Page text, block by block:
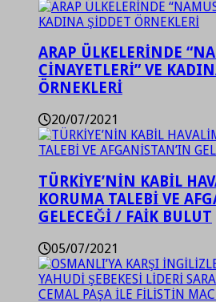
ARAP ÜLKELERİNDE
CİNAYETLERİ” VE
ÖRNEKLERİ
20/07/2021
TÜRKİYE’NİN KABİL
KORUMA TALEBİ VE
GELECEĞİ / FAİK BULUT
05/07/2021